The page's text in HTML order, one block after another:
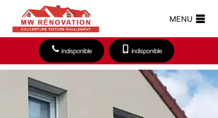
MENU
indisponible indisponible